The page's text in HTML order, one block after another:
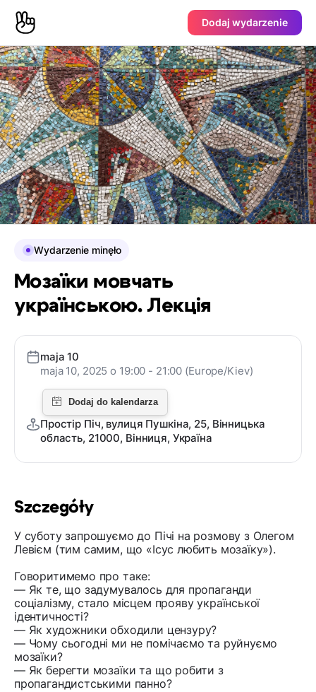
Dodaj wydarzenie
Szczegóły
У суботу запрошуємо до Пічі на розмову з Олегом
Левієм (тим самим, що «Ісус любить мозаїку»).
Говоритимемо про таке:
— Як те, що задумувалось для пропаганди
соціалізму, стало місцем прояву української
ідентичності?
— Як художники обходили цензуру?
— Чому сьогодні ми не помічаємо та руйнуємо
мозаїки?
— Як берегти мозаїки та що робити з
пропагандистськими панно?
Wydarzenie minęło
Мозаїки мовчать
українською. Лекція
maja 10
maja 10, 2025 o 19:00 - 21:00 (Europe/Kiev)
Простір Піч, вулиця Пушкіна, 25, Вінницька
область, 21000, Вінниця, Україна